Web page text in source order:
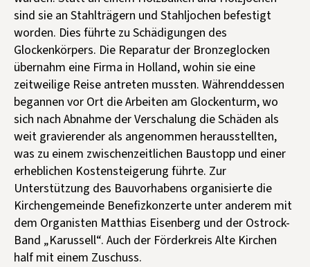
sind sie an Stahlträgern und Stahljochen befestigt
worden. Dies führte zu Schädigungen des
Glockenkörpers. Die Reparatur der Bronzeglocken
übernahm eine Firma in Holland, wohin sie eine
zeitweilige Reise antreten mussten. Währenddessen
begannen vor Ort die Arbeiten am Glockenturm, wo
sich nach Abnahme der Verschalung die Schäden als
weit gravierender als angenommen herausstellten,
was zu einem zwischenzeitlichen Baustopp und einer
erheblichen Kostensteigerung führte. Zur
Unterstützung des Bauvorhabens organisierte die
Kirchengemeinde Benefizkonzerte unter anderem mit
dem Organisten Matthias Eisenberg und der Ostrock-
Band „Karussell“. Auch der Förderkreis Alte Kirchen
half mit einem Zuschuss.